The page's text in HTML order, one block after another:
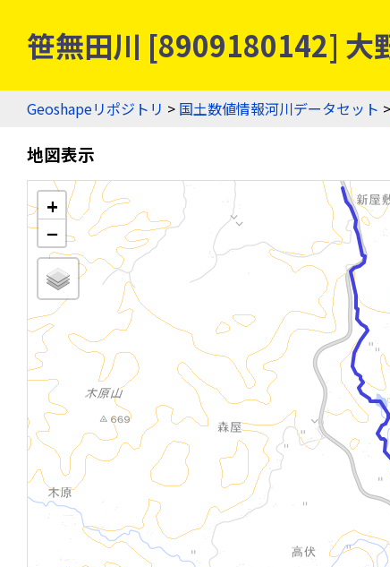
笹無田川 [8909180142] 大
Geoshapeリポジトリ > 国土数値情報河川データセット >
地図表示
+
−